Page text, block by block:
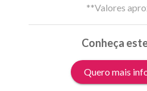
**Valores
Conheça
Quero mais